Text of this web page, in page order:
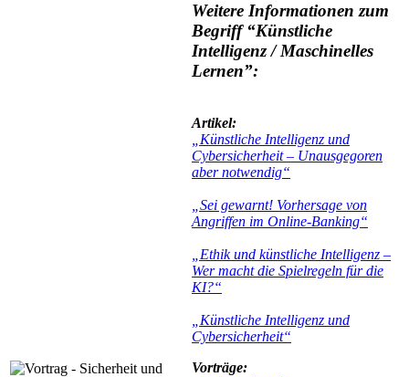
Weitere Informationen zum
Begriff “Künstliche
Intelligenz / Maschinelles
Lernen”:
Artikel:
„Künstliche Intelligenz und
Cybersicherheit – Unausgegoren
aber notwendig“
„Sei gewarnt! Vorhersage von
Angriffen im Online-Banking“
„Ethik und künstliche Intelligenz –
Wer macht die Spielregeln für die
KI?“
„Künstliche Intelligenz und
Cybersicherheit“
Vorträge: